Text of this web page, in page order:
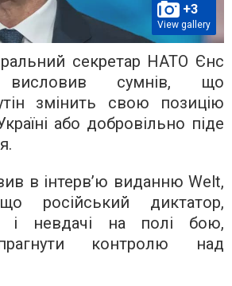
+3
View gallery
секретар НАТО Єнс
висловив сумнів, що
змінить свою позицію
або добровільно піде
в інтерв’ю виданню Welt,
російський диктатор,
і невдачі на полі бою,
контролю над